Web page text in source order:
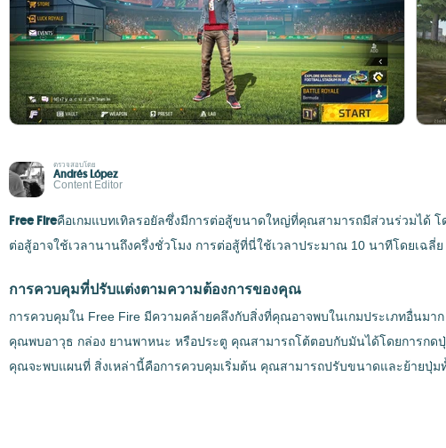
ตรวจสอบโดย
Andrés López
Content Editor
Free Fireคือเกมแบทเทิลรอยัลซึ่งมีการต่อสู้ขนาดใหญ่ที่คุณสามารถมีส่วนร่วมได้ โ
ต่อสู้อาจใช้เวลานานถึงครึ่งชั่วโมง การต่อสู้ที่นี่ใช้เวลาประมาณ 10 นาทีโดยเฉ
การควบคุมที่ปรับแต่งตามความต้องการของคุณ
การควบคุมใน Free Fire มีความคล้ายคลึงกับสิ่งที่คุณอาจพบในเกมประเภทอื่นม
คุณพบอาวุธ กล่อง ยานพาหนะ หรือประตู คุณสามารถโต้ตอบกับมันได้โดยการกด
คุณจะพบแผนที่ สิ่งเหล่านี้คือการควบคุมเริ่มต้น คุณสามารถปรับขนาดและย้ายปุ่ม